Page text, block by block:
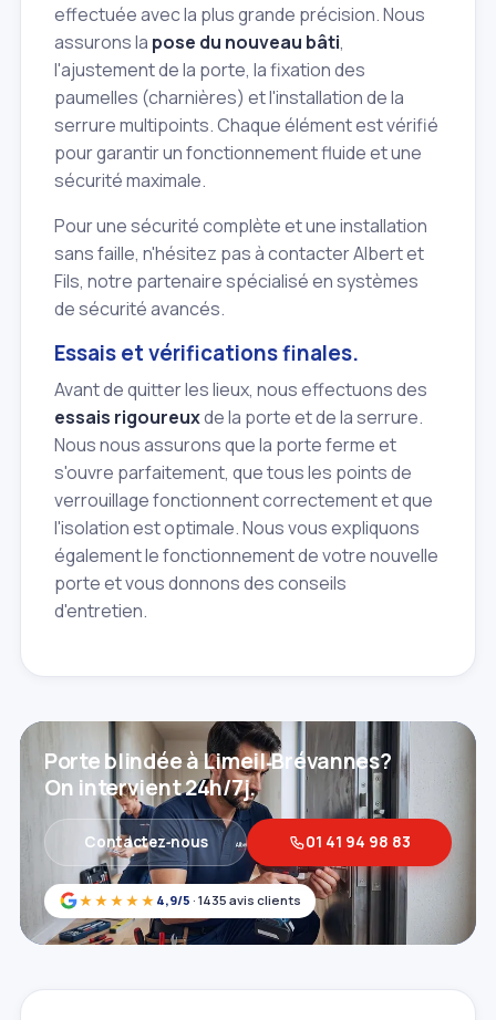
effectuée avec la plus grande précision. Nous
assurons la pose du nouveau bâti,
l'ajustement de la porte, la fixation des
paumelles (charnières) et l'installation de la
serrure multipoints. Chaque élément est vérifié
pour garantir un fonctionnement fluide et une
sécurité maximale.
Pour une sécurité complète et une installation
sans faille, n'hésitez pas à contacter Albert et
Fils, notre partenaire spécialisé en systèmes
de sécurité avancés.
Essais et vérifications finales.
Avant de quitter les lieux, nous effectuons des
essais rigoureuxde la porte et de la serrure.
Nous nous assurons que la porte ferme et
s'ouvre parfaitement, que tous les points de
verrouillage fonctionnent correctement et que
l'isolation est optimale. Nous vous expliquons
également le fonctionnement de votre nouvelle
porte et vous donnons des conseils
d'entretien.
★★★★★ 4,9/5 · 1435 avis clients
Porte blindée à Limeil‑Brévannes?
On intervient 24h/7j.
Contactez‑nous 01 41 94 98 83